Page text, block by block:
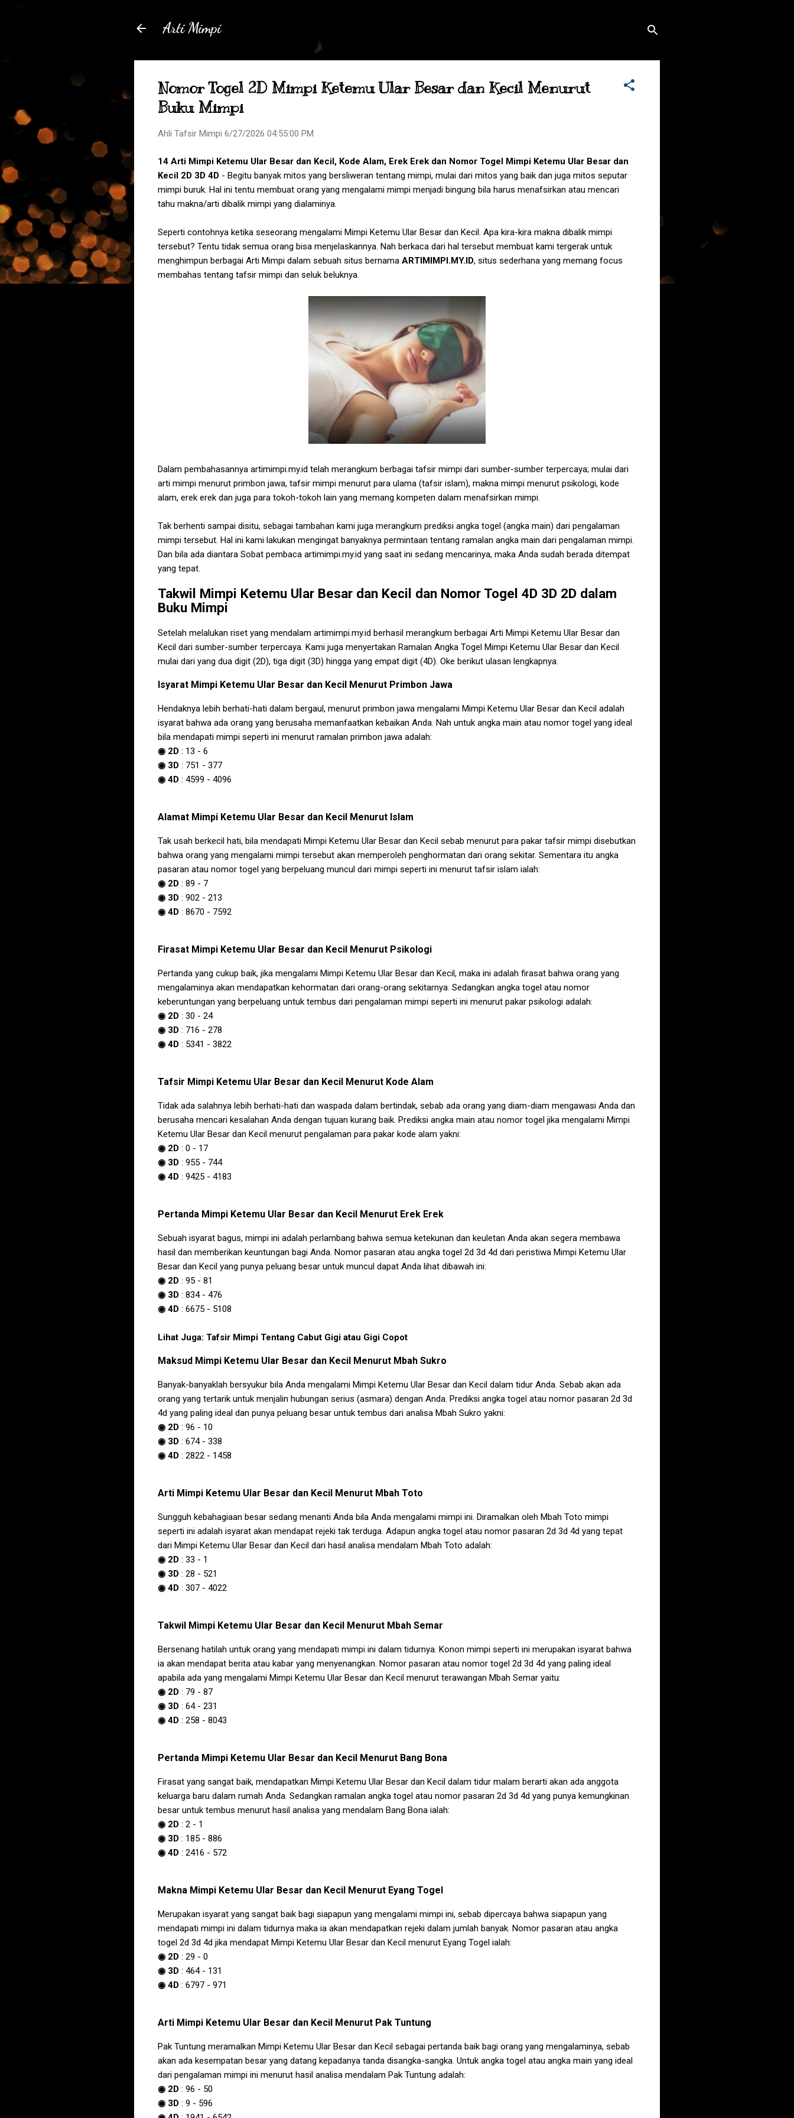
Arti Mimpi
Nomor Togel 2D Mimpi Ketemu Ular Besar dan Kecil Menurut
Buku Mimpi
Ahli Tafsir Mimpi 6/27/2026 04:55:00 PM
14 Arti Mimpi Ketemu Ular Besar dan Kecil, Kode Alam, Erek Erek dan Nomor Togel Mimpi Ketemu Ular Besar dan
Kecil 2D 3D 4D - Begitu banyak mitos yang bersliweran tentang mimpi, mulai dari mitos yang baik dan juga mitos seputar
mimpi buruk. Hal ini tentu membuat orang yang mengalami mimpi menjadi bingung bila harus menafsirkan atau mencari
tahu makna/arti dibalik mimpi yang dialaminya.
Seperti contohnya ketika seseorang mengalami Mimpi Ketemu Ular Besar dan Kecil . Apa kira-kira makna dibalik mimpi
tersebut? Tentu tidak semua orang bisa menjelaskannya. Nah berkaca dari hal tersebut membuat kami tergerak untuk
menghimpun berbagai Arti Mimpi dalam sebuah situs bernama ARTIMIMPI.MY.ID, situs sederhana yang memang focus
membahas tentang tafsir mimpi dan seluk beluknya.
Dalam pembahasannya artimimpi.my.id telah merangkum berbagai tafsir mimpi dari sumber-sumber terpercaya; mulai dari
arti mimpi menurut primbon jawa, tafsir mimpi menurut para ulama (tafsir islam), makna mimpi menurut psikologi, kode
alam, erek erek dan juga para tokoh-tokoh lain yang memang kompeten dalam menafsirkan mimpi.
Tak berhenti sampai disitu, sebagai tambahan kami juga merangkum prediksi angka togel (angka main) dari pengalaman
mimpi tersebut. Hal ini kami lakukan mengingat banyaknya permintaan tentang ramalan angka main dari pengalaman mimpi.
Dan bila ada diantara Sobat pembaca artimimpi.my.id yang saat ini sedang mencarinya, maka Anda sudah berada ditempat
yang tepat.
Takwil Mimpi Ketemu Ular Besar dan Kecil dan Nomor Togel 4D 3D 2D dalam
Buku Mimpi
Setelah melalukan riset yang mendalam artimimpi.my.id berhasil merangkum berbagai Arti Mimpi Ketemu Ular Besar dan
Kecil dari sumber-sumber terpercaya. Kami juga menyertakan Ramalan Angka Togel Mimpi Ketemu Ular Besar dan Kecil
mulai dari yang dua digit (2D), tiga digit (3D) hingga yang empat digit (4D). Oke berikut ulasan lengkapnya.
Isyarat Mimpi Ketemu Ular Besar dan Kecil Menurut Primbon Jawa
Hendaknya lebih berhati-hati dalam bergaul, menurut primbon jawa mengalami Mimpi Ketemu Ular Besar dan Kecil adalah
isyarat bahwa ada orang yang berusaha memanfaatkan kebaikan Anda. Nah untuk angka main atau nomor togel yang ideal
bila mendapati mimpi seperti ini menurut ramalan primbon jawa adalah:
◉ 2D : 13 - 6
◉ 3D : 751 - 377
◉ 4D : 4599 - 4096
Alamat Mimpi Ketemu Ular Besar dan Kecil Menurut Islam
Tak usah berkecil hati, bila mendapati Mimpi Ketemu Ular Besar dan Kecil sebab menurut para pakar tafsir mimpi disebutkan
bahwa orang yang mengalami mimpi tersebut akan memperoleh penghormatan dari orang sekitar. Sementara itu angka
pasaran atau nomor togel yang berpeluang muncul dari mimpi seperti ini menurut tafsir islam ialah:
◉ 2D : 89 - 7
◉ 3D : 902 - 213
◉ 4D : 8670 - 7592
Firasat Mimpi Ketemu Ular Besar dan Kecil Menurut Psikologi
Pertanda yang cukup baik, jika mengalami Mimpi Ketemu Ular Besar dan Kecil, maka ini adalah firasat bahwa orang yang
mengalaminya akan mendapatkan kehormatan dari orang-orang sekitarnya. Sedangkan angka togel atau nomor
keberuntungan yang berpeluang untuk tembus dari pengalaman mimpi seperti ini menurut pakar psikologi adalah:
◉ 2D : 30 - 24
◉ 3D : 716 - 278
◉ 4D : 5341 - 3822
Tafsir Mimpi Ketemu Ular Besar dan Kecil Menurut Kode Alam
Tidak ada salahnya lebih berhati-hati dan waspada dalam bertindak, sebab ada orang yang diam-diam mengawasi Anda dan
berusaha mencari kesalahan Anda dengan tujuan kurang baik. Prediksi angka main atau nomor togel jika mengalami Mimpi
Ketemu Ular Besar dan Kecil menurut pengalaman para pakar kode alam yakni:
◉ 2D : 0 - 17
◉ 3D : 955 - 744
◉ 4D : 9425 - 4183
Pertanda Mimpi Ketemu Ular Besar dan Kecil Menurut Erek Erek
Sebuah isyarat bagus, mimpi ini adalah perlambang bahwa semua ketekunan dan keuletan Anda akan segera membawa
hasil dan memberikan keuntungan bagi Anda. Nomor pasaran atau angka togel 2d 3d 4d dari peristiwa Mimpi Ketemu Ular
Besar dan Kecil yang punya peluang besar untuk muncul dapat Anda lihat dibawah ini:
◉ 2D : 95 - 81
◉ 3D : 834- 476
◉ 4D : 6675 - 5108
Lihat Juga: Tafsir Mimpi Tentang Cabut Gigi atau Gigi Copot
Maksud Mimpi Ketemu Ular Besar dan Kecil Menurut Mbah Sukro
Banyak-banyaklah bersyukur bila Anda mengalami Mimpi Ketemu Ular Besar dan Kecil dalam tidur Anda. Sebab akan ada
orang yang tertarik untuk menjalin hubungan serius (asmara) dengan Anda. Prediksi angka togel atau nomor pasaran 2d 3d
4d yang paling ideal dan punya peluang besar untuk tembus dari analisa Mbah Sukro yakni:
◉ 2D : 96 - 10
◉ 3D : 674- 338
◉ 4D : 2822 - 1458
Arti Mimpi Ketemu Ular Besar dan Kecil Menurut Mbah Toto
Sungguh kebahagiaan besar sedang menanti Anda bila Anda mengalami mimpi ini. Diramalkan oleh Mbah Toto mimpi
seperti ini adalah isyarat akan mendapat rejeki tak terduga. Adapun angka togel atau nomor pasaran 2d 3d 4d yang tepat
dari Mimpi Ketemu Ular Besar dan Kecil dari hasil analisa mendalam Mbah Toto adalah:
◉ 2D : 33 - 1
◉ 3D : 28 - 521
◉ 4D : 307 - 4022
Takwil Mimpi Ketemu Ular Besar dan Kecil Menurut Mbah Semar
Bersenang hatilah untuk orang yang mendapati mimpi ini dalam tidurnya. Konon mimpi seperti ini merupakan isyarat bahwa
ia akan mendapat berita atau kabar yang menyenangkan. Nomor pasaran atau nomor togel 2d 3d 4d yang paling ideal
apabila ada yang mengalami Mimpi Ketemu Ular Besar dan Kecil menurut terawangan Mbah Semar yaitu:
◉ 2D : 79 - 87
◉ 3D : 64- 231
◉ 4D : 258 - 8043
Pertanda Mimpi Ketemu Ular Besar dan Kecil Menurut Bang Bona
Firasat yang sangat baik, mendapatkan Mimpi Ketemu Ular Besar dan Kecil dalam tidur malam berarti akan ada anggota
keluarga baru dalam rumah Anda. Sedangkan ramalan angka togel atau nomor pasaran 2d 3d 4d yang punya kemungkinan
besar untuk tembus menurut hasil analisa yang mendalam Bang Bona ialah:
◉ 2D : 2 - 1
◉ 3D : 185 - 886
◉ 4D : 2416 - 572
Makna Mimpi Ketemu Ular Besar dan Kecil Menurut Eyang Togel
Merupakan isyarat yang sangat baik bagi siapapun yang mengalami mimpi ini, sebab dipercaya bahwa siapapun yang
mendapati mimpi ini dalam tidurnya maka ia akan mendapatkan rejeki dalam jumlah banyak. Nomor pasaran atau angka
togel 2d 3d 4d jika mendapat Mimpi Ketemu Ular Besar dan Kecil menurut Eyang Togel ialah:
◉ 2D : 29 - 0
◉ 3D : 464- 131
◉ 4D : 6797 - 971
Arti Mimpi Ketemu Ular Besar dan Kecil Menurut Pak Tuntung
Pak Tuntung meramalkan Mimpi Ketemu Ular Besar dan Kecil sebagai pertanda baik bagi orang yang mengalaminya, sebab
akan ada kesempatan besar yang datang kepadanya tanda disangka-sangka. Untuk angka togel atau angka main yang ideal
dari pengalaman mimpi ini menurut hasil analisa mendalam Pak Tuntung adalah:
◉ 2D : 96 - 50
◉ 3D : 9 - 596